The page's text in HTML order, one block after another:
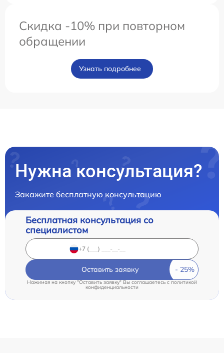
Скидка -10% при повторном
обращении
Узнать подробнее
Нужна консультация?
Закажите бесплатную консультацию
Бесплатная консультация со
специалистом
Оставить заявку
Нажимая на кнопку "Оставить заявку" Вы соглашаетесь cполитикой
конфиденциальности